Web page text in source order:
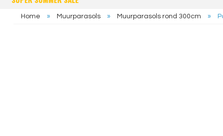
Home » Muurparasols » Muurparasols rond 300cm »